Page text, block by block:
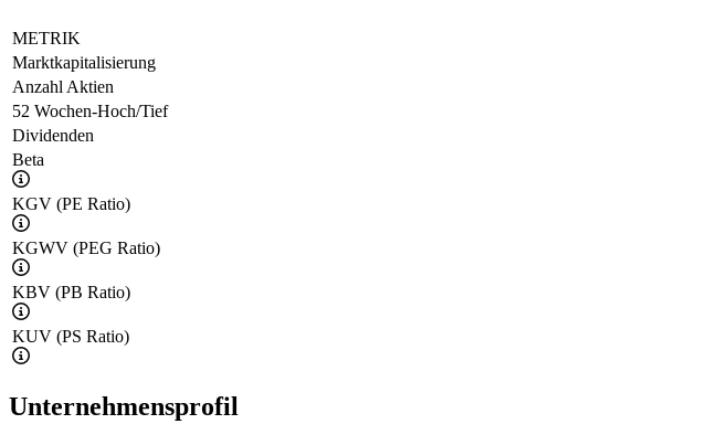
METRIK
Marktkapitalisierung
Anzahl Aktien
52 Wochen-Hoch/Tief
Dividenden
Beta
KGV (PE Ratio)
KGWV (PEG Ratio)
KBV (PB Ratio)
KUV (PS Ratio)
Unternehmensprofil